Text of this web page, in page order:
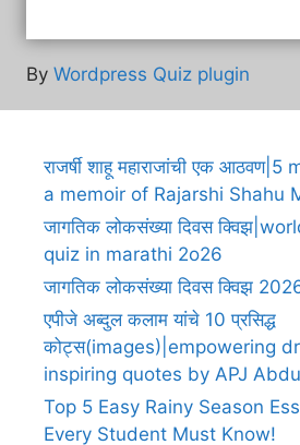
By Wordpress Quiz plugin
राजर्षी शाहू महाराजांची एक
a memoir of Rajarshi Shahu
जागतिक लोकसंख्या दिवस
quiz in marathi 2o26
जागतिक लोकसंख्या दिवस क्विझ
एपीजे अब्दुल कलाम यांचे 10 प्रसिद्ध
कोट्स(images)|empowering
inspiring quotes by APJ
Top 5 Easy Rainy Season
Every Student Must Know!